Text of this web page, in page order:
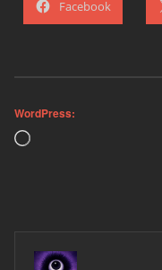
Facebook
WordPress: